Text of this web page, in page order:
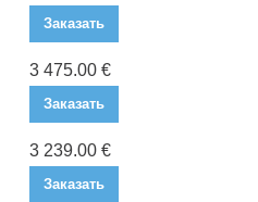
Заказать
3 475.00 €
Заказать
3 239.00 €
Заказать